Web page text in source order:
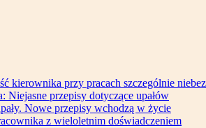
kierownika przy pracach szczególnie
Niejasne przepisy dotyczące upałów
Nowe przepisy wchodzą w życie
z wieloletnim doświadczeniem